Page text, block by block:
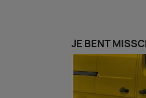
JE BENT